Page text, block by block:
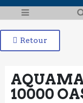
Retour
10000